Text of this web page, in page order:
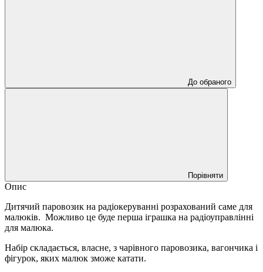
До обраного
Порівняти
Опис
Дитячий паровозик на радіокеруванні розрахований саме для
малюків. Можливо це буде перша іграшка на радіоуправлінні
для малюка.
Набір складається, власне, з чарівного паровозика, вагончика і
фігурок, яких малюк зможе катати.